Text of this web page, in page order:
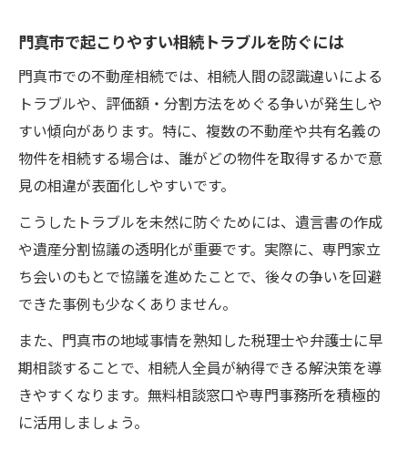
門真市で起こりやすい相続トラブルを防ぐには
門真市での不動産相続では、相続人間の認識違いによる
トラブルや、評価額・分割方法をめぐる争いが発生しや
すい傾向があります。特に、複数の不動産や共有名義の
物件を相続する場合は、誰がどの物件を取得するかで意
見の相違が表面化しやすいです。
こうしたトラブルを未然に防ぐためには、遺言書の作成
や遺産分割協議の透明化が重要です。実際に、専門家立
ち会いのもとで協議を進めたことで、後々の争いを回避
できた事例も少なくありません。
また、門真市の地域事情を熟知した税理士や弁護士に早
期相談することで、相続人全員が納得できる解決策を導
きやすくなります。無料相談窓口や専門事務所を積極的
に活用しましょう。